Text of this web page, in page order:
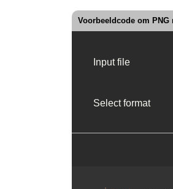
Voorbeeldcode om PNG
Input file
Select format